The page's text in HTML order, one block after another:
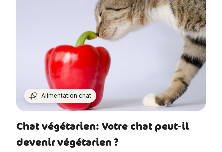
Alimentation chat
Chat végétarien: Votre chat peut-il
devenir végétarien ?